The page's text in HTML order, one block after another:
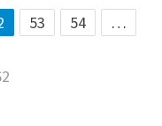
53 54
…